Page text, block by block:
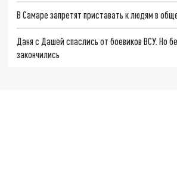
В Самаре запретят приставать к людям в
Даня с Дашей спаслись от боевиков ВСУ. Но
закончились